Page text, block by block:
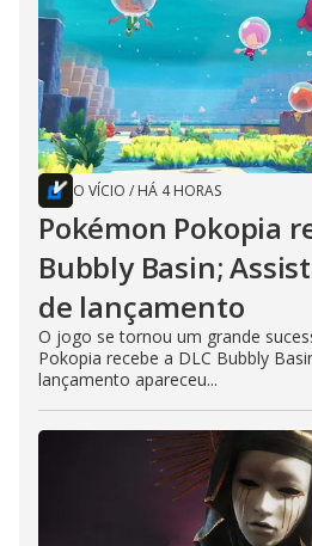
O VÍCIO / HÁ 4 HORAS
Pokémon Pokopia
Bubbly Basin;
de lançamento
O jogo se tornou um grande
Pokopia recebe a DLC Bubbly
lançamento apareceu...